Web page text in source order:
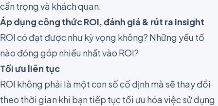
cẩn trọng và khách quan.
Áp dụng công thức ROI, đánh giá & rút ra insight
ROI có đạt được như kỳ vọng không? Những yếu tố
nào đóng góp nhiều nhất vào ROI?
Tối ưu liên tục
ROI không phải là một con số cố định mà sẽ thay đổi
theo thời gian khi bạn tiếp tục tối ưu hóa việc sử dụng